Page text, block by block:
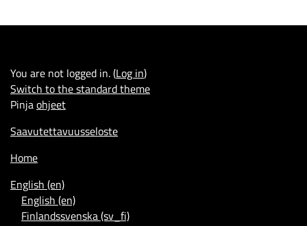
You are not logged in. (Log in)
Switch to the standard theme
Pinjaohjeet
Saavutettavuusseloste
Home
English ‎(en)‎
English ‎(en)‎
Finlandssvenska ‎(sv_fi)‎